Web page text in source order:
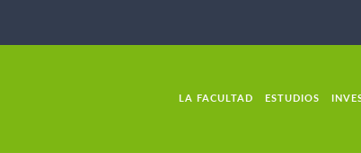
LA FACULTAD ESTUDIOS